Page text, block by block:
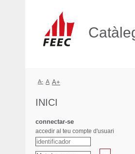
A- A A+
INICI
connectar-se
accedir al teu compte d'usuari